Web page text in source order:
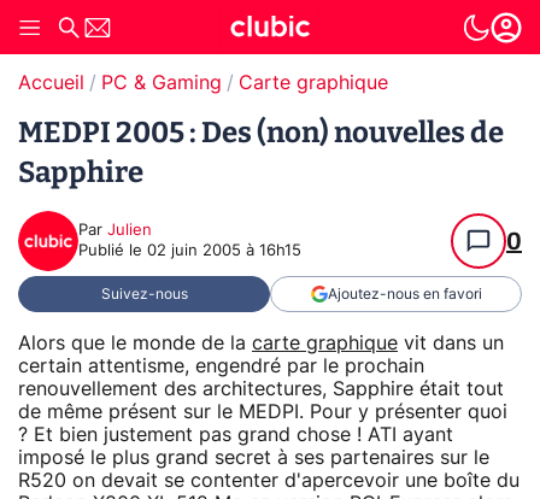
Accueil PC & Gaming Carte graphique
MEDPI 2005 : Des (non) nouvelles de
Sapphire
Par Julien
Publié le 02 juin 2005 à 16h15 0
Suivez-nous Ajoutez-nous en favori
Alors que le monde de la carte graphique vit dans un
certain attentisme, engendré par le prochain
renouvellement des architectures, Sapphire était tout
de même présent sur le MEDPI. Pour y présenter quoi
? Et bien justement pas grand chose ! ATI ayant
imposé le plus grand secret à ses partenaires sur le
R520 on devait se contenter d'apercevoir une boîte du